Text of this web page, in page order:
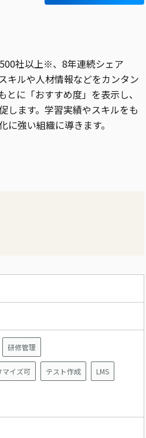
社以上※、8年連続シェア
キルや人材情報などをカンタン
に「おすすめ度」を表示し、
します。学習実績やスキルをも
強い組織に導きます。
研修管理
マイズ可 テスト作成 LMS